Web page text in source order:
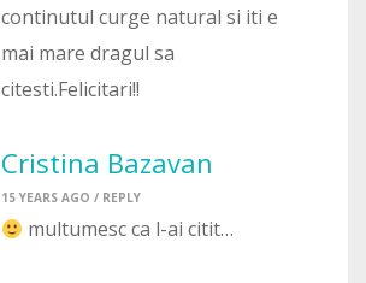
continutul curge natural si iti e
mai mare dragul sa
citesti.Felicitari!!
Cristina Bazavan
15 YEARS AGO / REPLY
multumesc ca l-ai citit…